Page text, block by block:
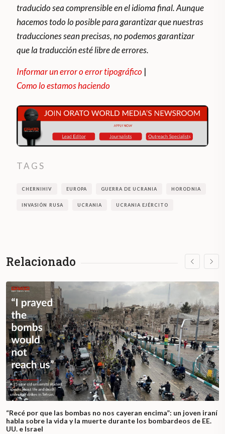
traducido sea comprensible en el idioma final. Aunque
hacemos todo lo posible para garantizar que nuestras
traducciones sean precisas, no podemos garantizar
que la traducción esté libre de errores.
Informar un error o error tipográfico |
Como lo estamos haciendo
TAGS
CHERNIHIV EUROPA GUERRA DE UCRANIA HORODNIA
INVASIÓN RUSA UCRANIA UCRANIA EJÉRCITO
Relacionado
“Recé por que las bombas no nos cayeran encima”: un joven iraní
habla sobre la vida y la muerte durante los bombardeos de EE.
UU. e Israel